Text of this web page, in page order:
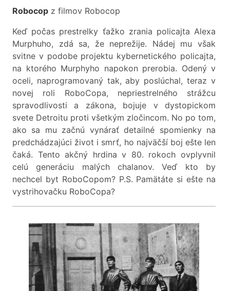
Robocop z filmov Robocop
Keď počas prestrelky ťažko zrania policajta Alexa
Murphuho, zdá sa, že neprežije. Nádej mu však
svitne v podobe projektu kybernetického policajta,
na ktorého Murphyho napokon prerobia. Odený v
oceli, naprogramovaný tak, aby poslúchal, teraz v
novej roli RoboCopa, nepriestrelného strážcu
spravodlivosti a zákona, bojuje v dystopickom
svete Detroitu proti všetkým zločincom. No po tom,
ako sa mu začnú vynárať detailné spomienky na
predchádzajúci život i smrť, ho najväčší boj ešte len
čaká. Tento akčný hrdina v 80. rokoch ovplyvnil
celú generáciu malých chalanov. Veď kto by
nechcel byt RoboCopom? P.S. Pamätáte si ešte na
vystrihovačku RoboCopa?